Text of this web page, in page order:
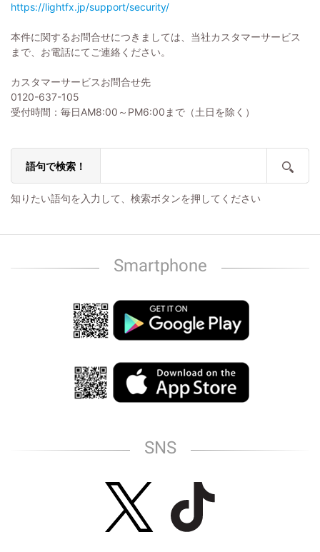
https://lightfx.jp/support/security/
本件に関するお問合せにつきましては、当社カスタマーサービス
まで、お電話にてご連絡ください。
カスタマーサービスお問合せ先
0120-637-105
受付時間：毎日AM8:00～PM6:00まで（土日を除く）
語句で検索！
知りたい語句を入力して、検索ボタンを押してください
Smartphone
SNS